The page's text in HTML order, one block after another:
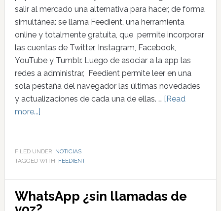
salir al mercado una alternativa para hacer, de forma
simultánea: se llama Feedient, una herramienta
online y totalmente gratuita, que permite incorporar
las cuentas de Twitter, Instagram, Facebook,
YouTube y Tumblr. Luego de asociar a la app las
redes a administrar, Feedient permite leer en una
sola pestaña del navegador las últimas novedades
y actualizaciones de cada una de ellas. … [Read
more...]
FILED UNDER: NOTICIAS
TAGGED WITH: FEEDIENT
WhatsApp ¿sin llamadas de